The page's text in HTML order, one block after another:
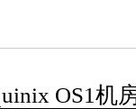
OS1机